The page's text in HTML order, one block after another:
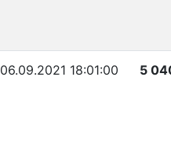
06.09.2021 18:01:00 5